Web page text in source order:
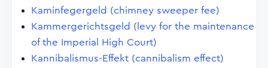
Kaminfegergeld (chimney sweeper fee)
Kammergerichtsgeld (levy for the maintenance
of the Imperial High Court)
Kannibalismus-Effekt (cannibalism effect)